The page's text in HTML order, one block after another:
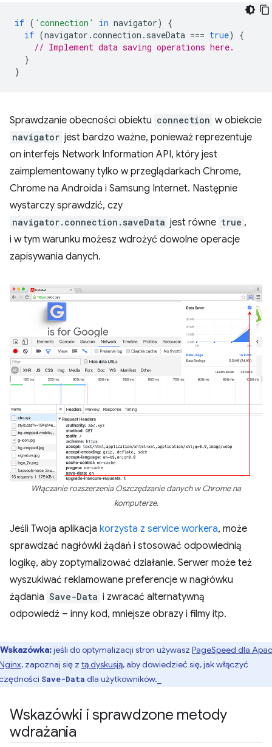
if ( 'connection' in navigator)
{
if (navigator .connection . saveData === true)
{
// Implement data saving operations here.
}
}
Sprawdzanie obecności obiektu connection w obiekcie
navigator jest bardzo ważne, ponieważ reprezentuje
on interfejs Network Information API, który jest
zaimplementowany tylko w przeglądarkach Chrome,
Chrome na Androida i Samsung Internet. Następnie
wystarczy sprawdzić, czy
navigator.connection.saveData jest równe true ,
i w tym warunku możesz wdrożyć dowolne operacje
zapisywania danych.
Włączanie rozszerzenia Oszczędzanie danych w Chrome na
komputerze.
Jeśli Twoja aplikacja korzysta z service workera, może
sprawdzać nagłówki żądań i stosować odpowiednią
logikę, aby zoptymalizować działanie. Serwer może też
wyszukiwać reklamowane preferencje w nagłówku
żądania Save-Data i zwracać alternatywną
odpowiedź – inny kod, mniejsze obrazy i filmy itp.
Wskazówka:jeśli do optymalizacji stron używasz PageSpeed dla
, zapoznaj się z tą dyskusją, aby dowiedzieć się, jak włączyć
Save-Data dla użytkowników._
Wskazówki i sprawdzone metody
wdrażania